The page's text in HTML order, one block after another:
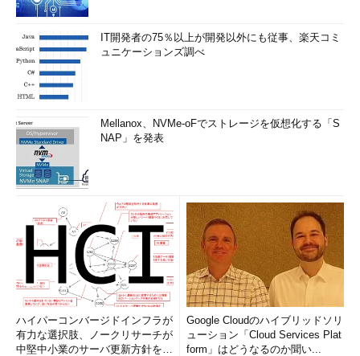
IT開発者の75％以上が開発以外にも従事、楽天コミ
ュニケーションズ調べ
Mellanox、NVMe-oFでストレージを仮想化する「S
NAP」を発表
ハイパーコンバージドインフラが
有力な選択肢、ノークリサーチが
中堅中小業のサーバ更新方針を調
Google Cloudのハイブリッドソリ
ューション「Cloud Services Plat
form」はどうなるのか聞い...